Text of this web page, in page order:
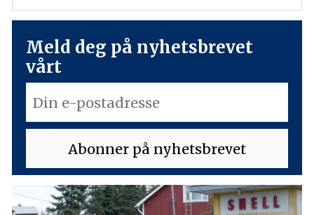
Meld deg på nyhetsbrevet
vårt